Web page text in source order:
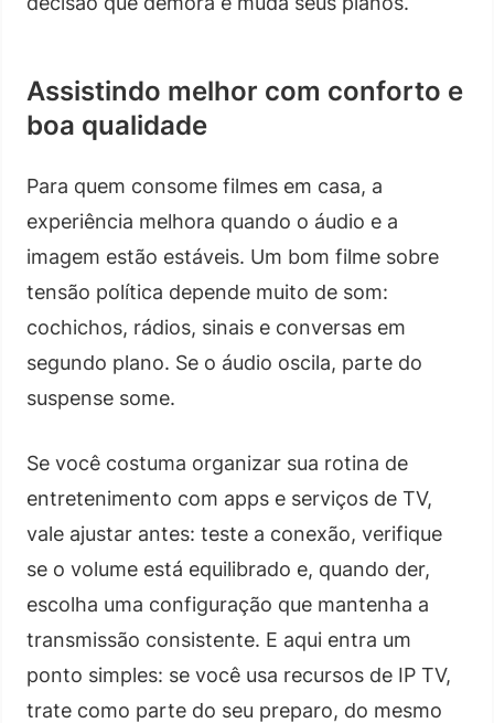
Assistindo melhor com conforto e
boa qualidade
Para quem consome filmes em casa, a
experiência melhora quando o áudio e a
imagem estão estáveis. Um bom filme sobre
tensão política depende muito de som:
cochichos, rádios, sinais e conversas em
segundo plano. Se o áudio oscila, parte do
suspense some.
Se você costuma organizar sua rotina de
entretenimento com apps e serviços de TV,
vale ajustar antes: teste a conexão, verifique
se o volume está equilibrado e, quando der,
escolha uma configuração que mantenha a
transmissão consistente. E aqui entra um
ponto simples: se você usa recursos de IP TV,
trate como parte do seu preparo, do mesmo